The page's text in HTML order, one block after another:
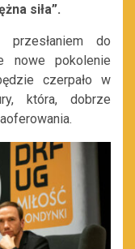
siła”.
przesłaniem do
nowe pokolenie
czerpało w
która, dobrze